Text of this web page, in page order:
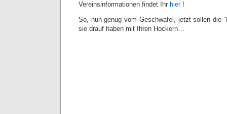
Vereinsinformationen findet Ihr hier!
So, nun genug vom Geschwafel, jetzt sollen die
sie drauf haben mit Ihren Hockern…